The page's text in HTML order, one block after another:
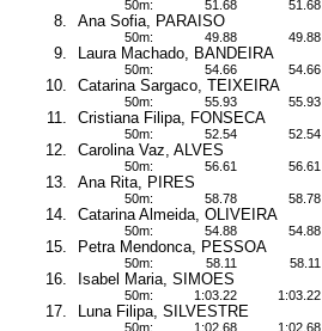
50m: 51.68 51.68
8. Ana Sofia, PARAISO
50m: 49.88 49.88
9. Laura Machado, BANDEIRA
50m: 54.66 54.66
10. Catarina Sargaco, TEIXEIRA
50m: 55.93 55.93
11. Cristiana Filipa, FONSECA
50m: 52.54 52.54
12. Carolina Vaz, ALVES
50m: 56.61 56.61
13. Ana Rita, PIRES
50m: 58.78 58.78
14. Catarina Almeida, OLIVEIRA
50m: 54.88 54.88
15. Petra Mendonca, PESSOA
50m: 58.11 58.11
16. Isabel Maria, SIMOES
50m: 1:03.22 1:03.22
17. Luna Filipa, SILVESTRE
50m: 1:02.68 1:02.68